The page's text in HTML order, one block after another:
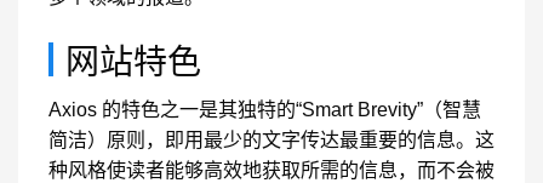
网站特色
Axios 的特色之一是其独特的“Smart Brevity”（智慧
简洁）原则，即用最少的文字传达最重要的信息。这
种风格使读者能够高效地获取所需的信息，而不会被